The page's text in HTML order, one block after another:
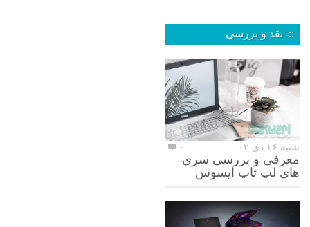
:: نقد و بررسی
شنبه ۱۶ دی ۰۲ ۰
معرفی و بررسی سری
های لپ تاپ ایسوس